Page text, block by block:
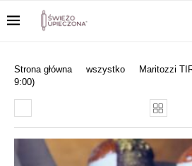
Strona główna wszystko
Maritozzi
9:00)